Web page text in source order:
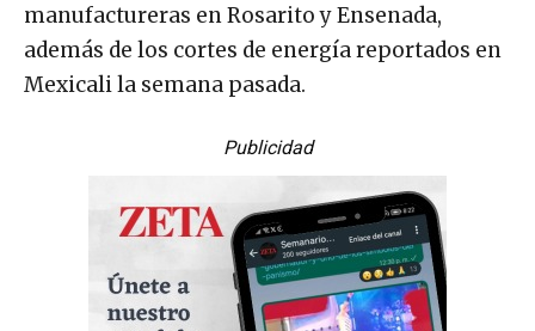
manufactureras en Rosarito y Ensenada,
además de los cortes de energía reportados en
Mexicali la semana pasada.
Publicidad